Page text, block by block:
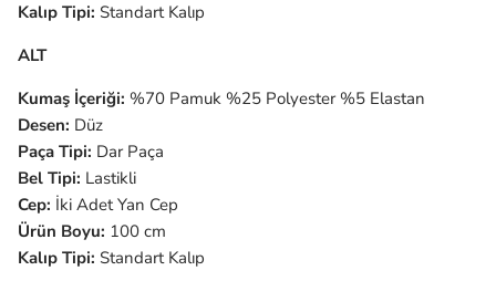
Kalıp Tipi: Standart Kalıp
ALT
Kumaş İçeriği: %70 Pamuk %25 Polyester %5 Elastan
Desen: Düz
Paça Tipi: Dar Paça
Bel Tipi: Lastikli
Cep: İki Adet Yan Cep
Ürün Boyu: 100 cm
Kalıp Tipi: Standart Kalıp